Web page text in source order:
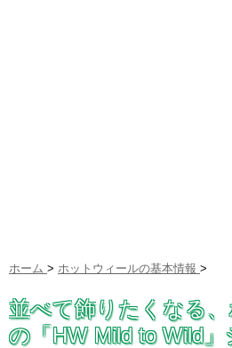
ホーム > ホットウィールの基本情報 >
並べて飾りたくなる
の「HW Mild to Wild